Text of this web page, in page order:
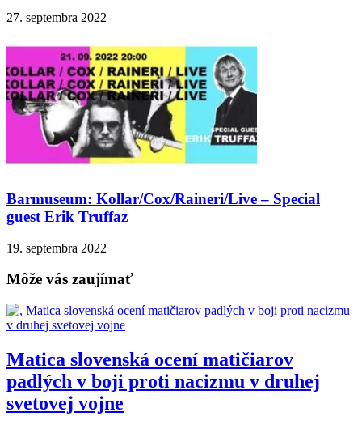
27. septembra 2022
Barmuseum: Kollar/Cox/Raineri/Live – Special
guest Erik Truffaz
19. septembra 2022
Môže vás zaujímať
Matica slovenská ocení matičiarov
padlých v boji proti nacizmu v druhej
svetovej vojne